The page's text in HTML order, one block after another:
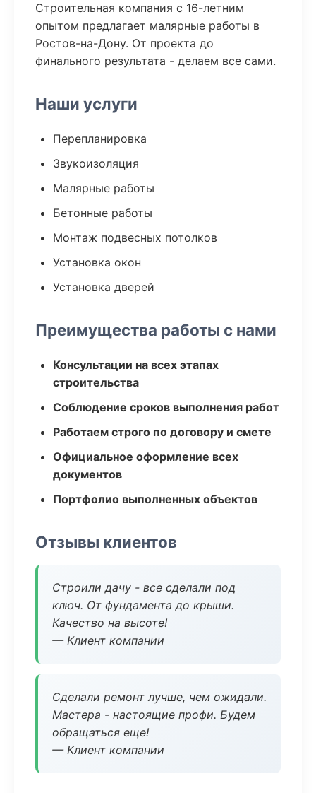
Строительная компания с 16-летним
опытом предлагает малярные работы в
Ростов-на-Дону. От проекта до
финального результата - делаем все сами.
Наши услуги
Перепланировка
Звукоизоляция
Малярные работы
Бетонные работы
Монтаж подвесных потолков
Установка окон
Установка дверей
Преимущества работы с нами
Консультации на всех этапах
строительства
Соблюдение сроков выполнения работ
Работаем строго по договору и смете
Официальное оформление всех
документов
Портфолио выполненных объектов
Отзывы клиентов
Строили дачу - все сделали под
ключ. От фундамента до крыши.
Качество на высоте!
— Клиент компании
Сделали ремонт лучше, чем ожидали.
Мастера - настоящие профи. Будем
обращаться еще!
— Клиент компании